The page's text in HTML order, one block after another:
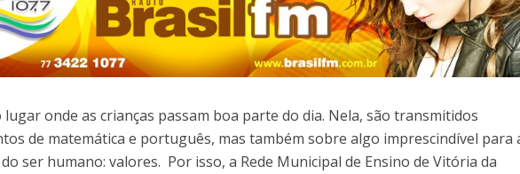
lugar onde as crianças passam boa parte do dia. Nela, são transmitidos
de matemática e português, mas também sobre algo imprescindível para
ser humano: valores. Por isso, a Rede Municipal de Ensino de Vitória da